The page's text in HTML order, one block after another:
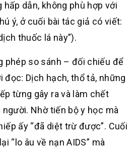
hấp dẫn, không phù hợp với
ý, ở cuối bài tác giả có viết:
thuốc lá này”).
phép so sánh – đối chiếu để
đọc: Dịch hạch, thổ tả, những
từng gây ra và làm chết
người. Nhờ tiến bộ y học mà
ấy “đã diệt trừ được”. Cuối
“lo âu về nạn AIDS” mà